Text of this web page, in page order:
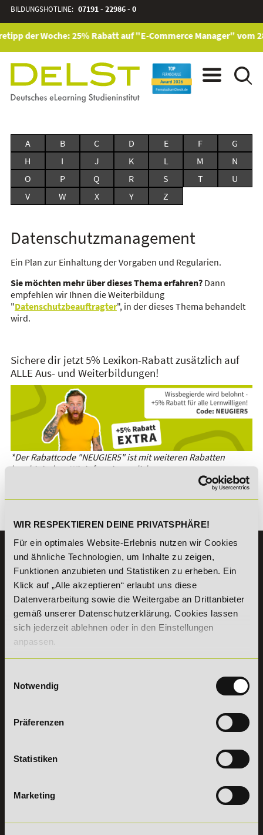
WIR RESPEKTIEREN DEINE PRIVATSPHÄRE!
Für ein optimales Website-Erlebnis nutzen wir Cookies
und ähnliche Technologien, um Inhalte zu zeigen,
Funktionen anzubieten und Statistiken zu erheben. Ein
Klick auf „Alle akzeptieren“ erlaubt uns diese
Datenverarbeitung sowie die Weitergabe an Drittanbieter
gemäß unserer Datenschutzerklärung. Cookies lassen
sich jederzeit ablehnen oder in den Einstellungen
anpassen.
Notwendig
Präferenzen
Statistiken
Marketing
BILDUNGSHOTLINE: 07191 - 22986 - 0
der Woche: 25% Rabatt auf "E-Commerce Manager" vom
A B C D E F
G
H
I J K L M
N
O
P Q R S T
U
V
W X Y Z
Datenschutzmanagement
Ein Plan zur Einhaltung der Vorgaben und Regularien.
Sie möchten mehr über dieses Thema erfahren?Dann
empfehlen wir Ihnen die Weiterbildung
"Datenschutzbeauftragter", in der dieses Thema behandelt
wird.
Sichere dir jetzt 5% Lexikon-Rabatt zusätzlich auf
ALLE Aus- und Weiterbildungen!
*Der Rabattcode "NEUGIER5" ist mit weiteren Rabatten
kombinierbar. Wir informieren dich gern.
KONTAKT
07191 - 22986 - 0
+49 (0) 7191 9513203
DeLSt GmbH - Deutsches eLearning Studieninstitut
Willy-Brandt-Platz 2
71522Backnang
Aus dem Ausland:+49 (0) 7191 - 22 986 – 0
Erreichbarkeit:
Samstag: 9:00 - 15:00 Uhr
Vertrag
widerrufen
INFORMATIONEN
Weiterbildungen